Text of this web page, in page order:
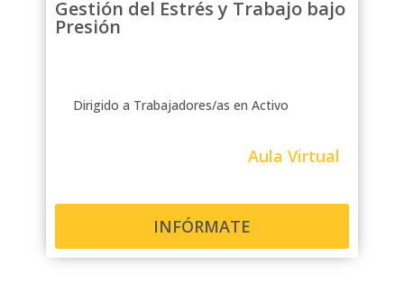
Gestión del Estrés y Trabajo bajo
Presión
Dirigido a Trabajadores/as en Activo
Aula Virtual
INFÓRMATE